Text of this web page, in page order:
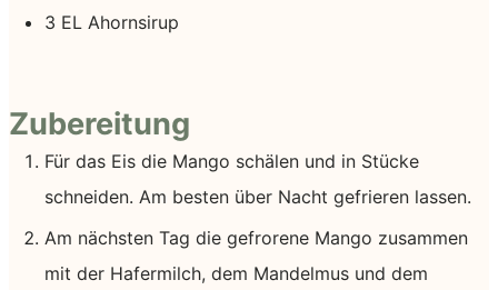
3 EL Ahornsirup
Zubereitung
Für das Eis die Mango schälen und in Stücke
schneiden. Am besten über Nacht gefrieren lassen.
Am nächsten Tag die gefrorene Mango zusammen
mit der Hafermilch, dem Mandelmus und dem